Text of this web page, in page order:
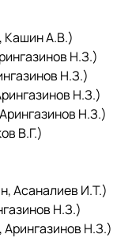
Кашин А.В.)
Н.З.)
Н.З.)
Н.З.)
Н.З.)
В.Г.)
Асаналиев И.Т.)
Н.З.)
Н.З.)